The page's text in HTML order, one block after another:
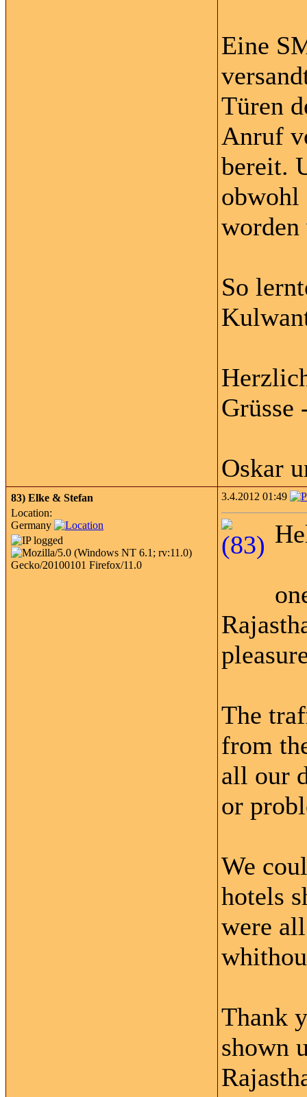
Eine
Türen
Anruf
bereit.
obwohl
worden
So
Grüsse
Oskar
83) Elke & Stefan
Location:
Germany
3.4.2012 01:49
The
from
all our
or
We
hotels
were
Thank
shown